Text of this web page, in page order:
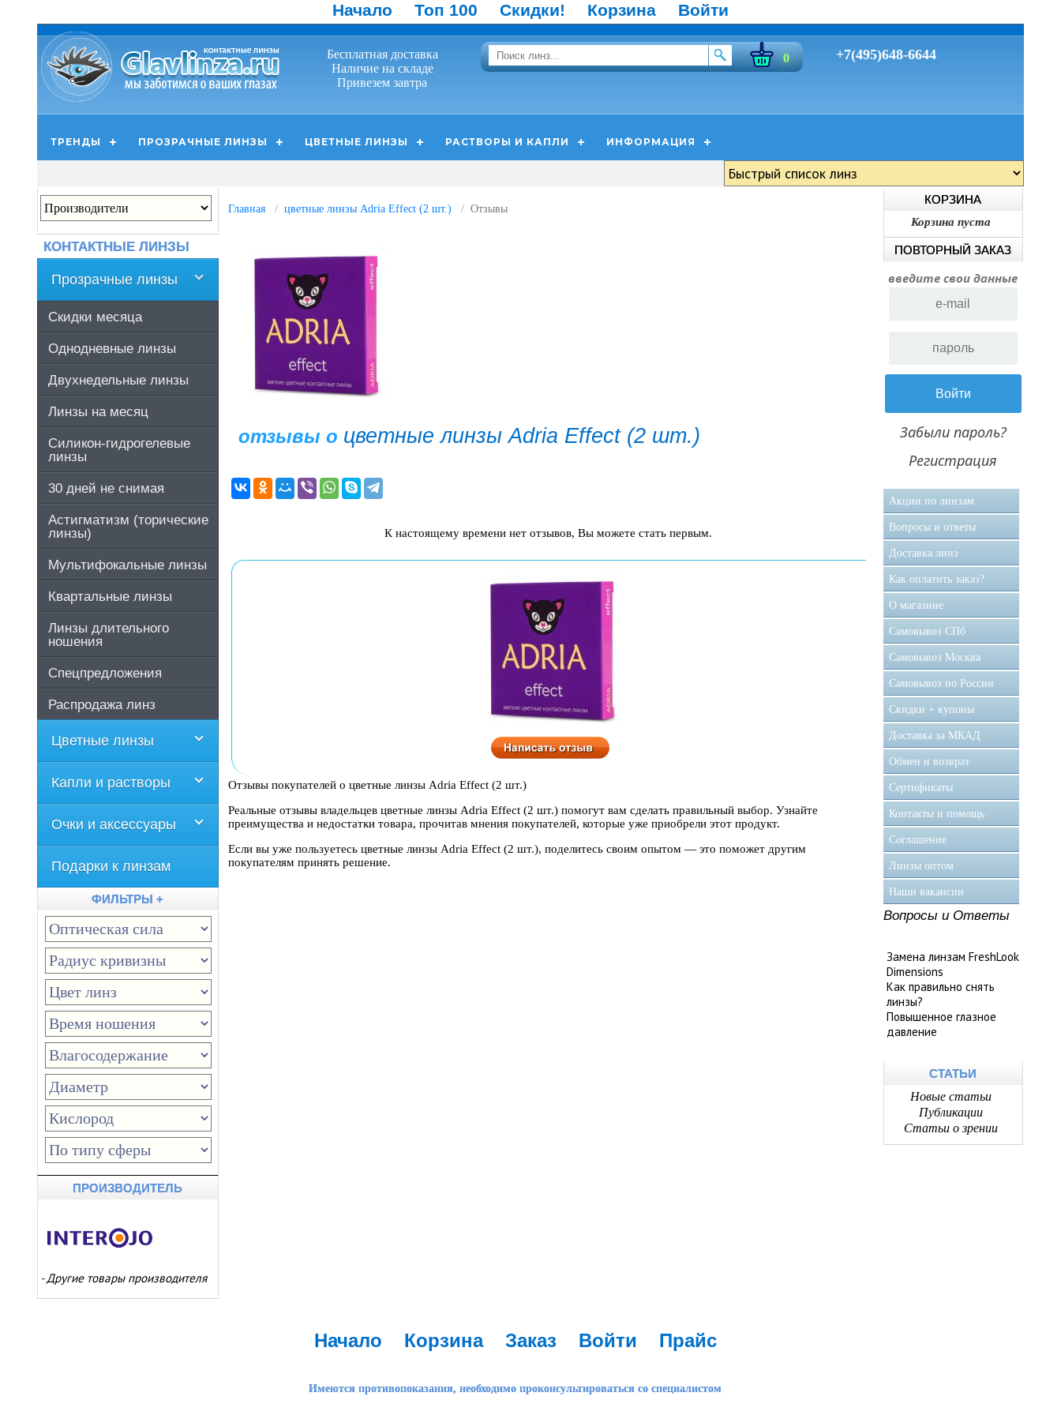
Начало Топ 100 Скидки! Корзина Войти
Бесплатная доставка
Наличие на складе
Привезем завтра
0 +7(495)648-6644
ТРЕНДЫ ПРОЗРАЧНЫЕ ЛИНЗЫ ЦВЕТНЫЕ ЛИНЗЫ РАСТВОРЫ И КАПЛИ ИНФОРМАЦИЯ
Главная цветные линзы Adria Effect (2 шт.) Отзывы
отзывы о цветные линзы Adria Effect (2 шт.)
К настоящему времени нет отзывов, Вы можете стать первым.
Отзывы покупателей о цветные линзы Adria Effect (2 шт.)
Реальные отзывы владельцев цветные линзы Adria Effect (2 шт.) помогут вам сделать правильный выбор. Узнайте
преимущества и недостатки товара, прочитав мнения покупателей, которые уже приобрели этот продукт.
Если вы уже пользуетесь цветные линзы Adria Effect (2 шт.), поделитесь своим опытом — это поможет другим
покупателям принять решение.
КОНТАКТНЫЕ ЛИНЗЫ
Прозрачные линзы
Скидки месяца
Однодневные линзы
Двухнедельные линзы
Линзы на месяц
Силикон-гидрогелевые
линзы
30 дней не снимая
Астигматизм (торические
линзы)
Мультифокальные линзы
Квартальные линзы
Линзы длительного
ношения
Спецпредложения
Распродажа линз
Цветные линзы
Капли и растворы
Очки и аксессуары
Подарки к линзам
ФИЛЬТРЫ +
ПРОИЗВОДИТЕЛЬ
-Другие товары производителя
КОРЗИНА
Корзина пуста
ПОВТОРНЫЙ ЗАКАЗ
введите свои данные
Забыли пароль?
Регистрация
Акции по линзам
Вопросы и ответы
Доставка линз
Как оплатить заказ?
О магазине
Самовывоз CПб
Самовывоз Москва
Самовывоз по России
Скидки + купоны
Доставка за МКАД
Обмен и возврат
Сертификаты
Контакты и помощь
Соглашение
Линзы оптом
Наши вакансии
Вопросы и Ответы
Замена линзам FreshLook
Dimensions
Как правильно снять
линзы?
Повышенное глазное
давление
СТАТЬИ
Новые статьи
Публикации
Статьи о зрении
Начало Корзина Заказ Войти Прайс
Имеются противопоказания, необходимо проконсультироваться со специалистом